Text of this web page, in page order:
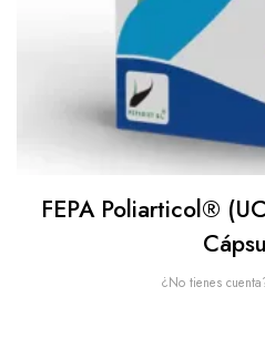
FEPA Poliarticol®
¿No tienes